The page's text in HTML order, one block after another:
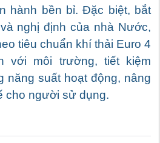
hành bền bỉ. Đặc biệt, bắt
nghị định của nhà Nước,
tiêu chuẩn khí thải Euro 4
với môi trường, tiết kiệm
năng suất hoạt động, nâng
cho người sử dụng.